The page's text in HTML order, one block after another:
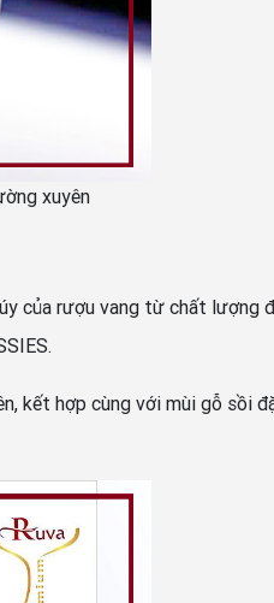
xuyên
của rượu vang từ chất lượng
kết hợp cùng với mùi gỗ sồi